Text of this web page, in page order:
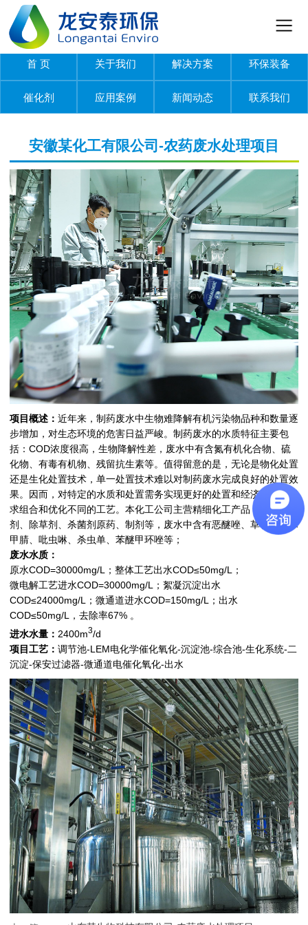
首 页 关于我们 解决方案 环保装备
催化剂 应用案例 新闻动态 联系我们
安徽某化工有限公司-农药废水处理项目
项目概述： 近年来，制药废水中生物难降解有机污染物品种和数量逐
步增加，对生态环境的危害日益严峻。制药废水的水质特征主要包
括：COD浓度很高，生物降解性差，废水中有含氮有机化合物、硫
化物、有毒有机物、残留抗生素等。值得留意的是，无论是物化处置
还是生化处置技术，单一处置技术难以对制药废水完成良好的处置效
果。因而，对特定的水质和处置需务实现更好的处置和经济效益，需
求组合和优化不同的工艺。本化工公司主营精细化工产品，涵盖杀虫
剂、除草剂、杀菌剂原药、制剂等，废水中含有恶醚唑、草甘膦、苯
甲腈、吡虫啉、杀虫单、苯醚甲环唑等；
废水水质：
原水COD=30000mg/L；整体工艺出水COD≤50mg/L；
微电解工艺进水COD=30000mg/L；絮凝沉淀出水
COD≤24000mg/L；微通道进水COD=150mg/L；出水
COD≤50mg/L，去除率67% 。
进水水量： 2400m3/d
项目工艺： 调节池-LEM电化学催化氧化-沉淀池-综合池-生化系统-二
沉淀-保安过滤器-微通道电催化氧化-出水